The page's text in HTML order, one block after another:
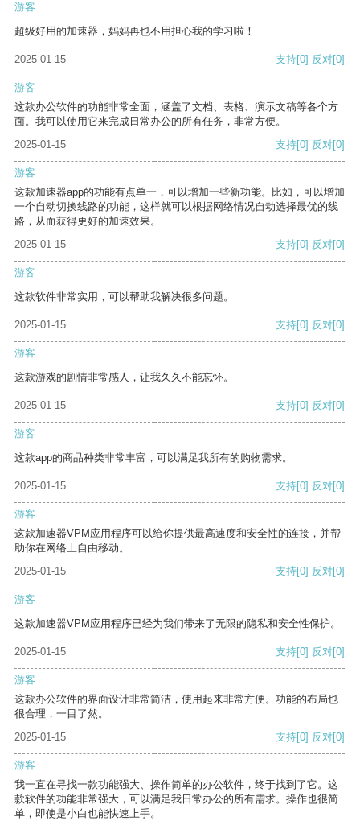
游客
超级好用的加速器，妈妈再也不用担心我的学习啦！
2025-01-15 支持[0] 反对[0]
游客
这款办公软件的功能非常全面，涵盖了文档、表格、演示文稿等各个方
面。我可以使用它来完成日常办公的所有任务，非常方便。
2025-01-15
支持[0] 反对[0]
游客
这款加速器app的功能有点单一，可以增加一些新功能。比如，可以增加
一个自动切换线路的功能，这样就可以根据网络情况自动选择最优的线
路，从而获得更好的加速效果。
2025-01-15
支持[0] 反对[0]
游客
这款软件非常实用，可以帮助我解决很多问题。
2025-01-15 支持[0] 反对[0]
游客
这款游戏的剧情非常感人，让我久久不能忘怀。
2025-01-15 支持[0] 反对[0]
游客
这款app的商品种类非常丰富，可以满足我所有的购物需求。
2025-01-15 支持[0] 反对[0]
游客
这款加速器VPM应用程序可以给你提供最高速度和安全性的连接，并帮
助你在网络上自由移动。
2025-01-15
支持[0] 反对[0]
游客
这款加速器VPM应用程序已经为我们带来了无限的隐私和安全性保护。
2025-01-15 支持[0] 反对[0]
游客
这款办公软件的界面设计非常简洁，使用起来非常方便。功能的布局也
很合理，一目了然。
2025-01-15
支持[0] 反对[0]
游客
我一直在寻找一款功能强大、操作简单的办公软件，终于找到了它。这
款软件的功能非常强大，可以满足我日常办公的所有需求。操作也很简
单，即使是小白也能快速上手。